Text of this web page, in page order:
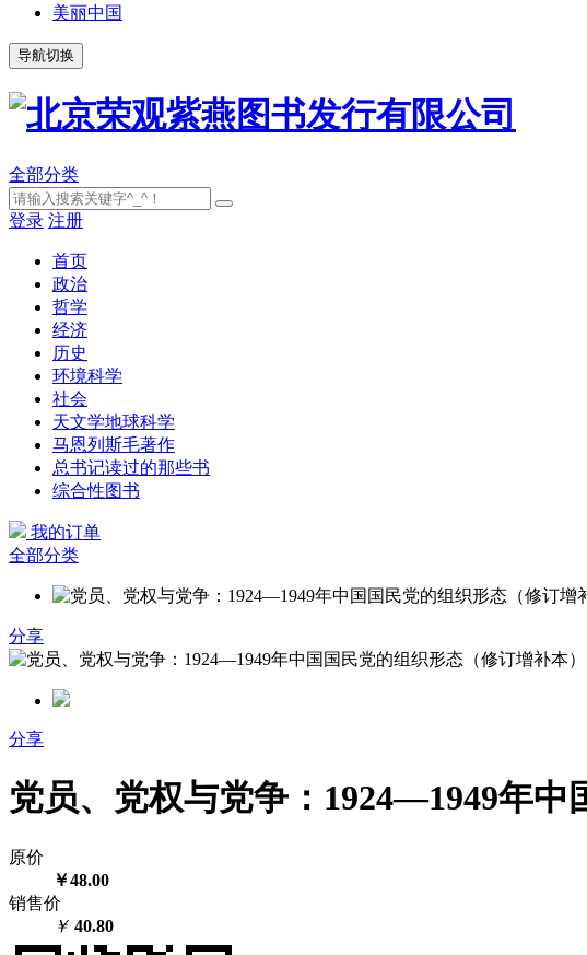
美丽中国
导航切换
全部分类
登录 注册
首页
政治
哲学
经济
历史
环境科学
社会
天文学地球科学
马恩列斯毛著作
总书记读过的那些书
综合性图书
我的订单
全部分类
分享
分享
党员、党权与党争：1924—1949年
原价
￥48.00
销售价
￥ 40.80